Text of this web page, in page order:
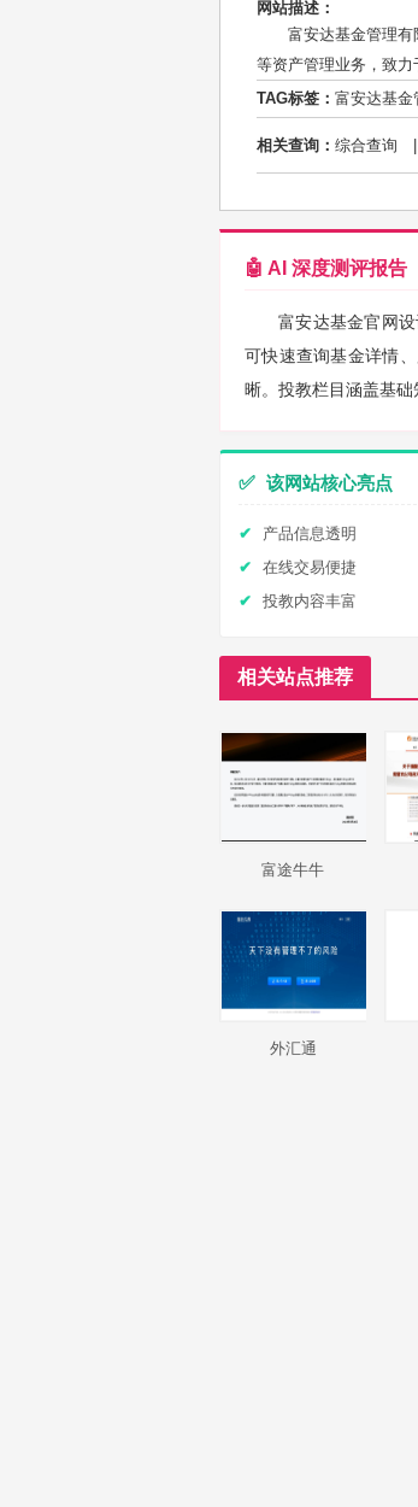
网站描述：
富安达基金管理
等资产管理业务，致力
TAG标签： 富安达基金
相关查询： 综合查询
🤖 AI 深度测评报告
富安达基金官网
可快速查询基金详情
晰。投教栏目涵盖基础
✅ 该网站核心亮点
产品信息透明
在线交易便捷
投教内容丰富
相关站点推荐
富途牛牛
外汇通